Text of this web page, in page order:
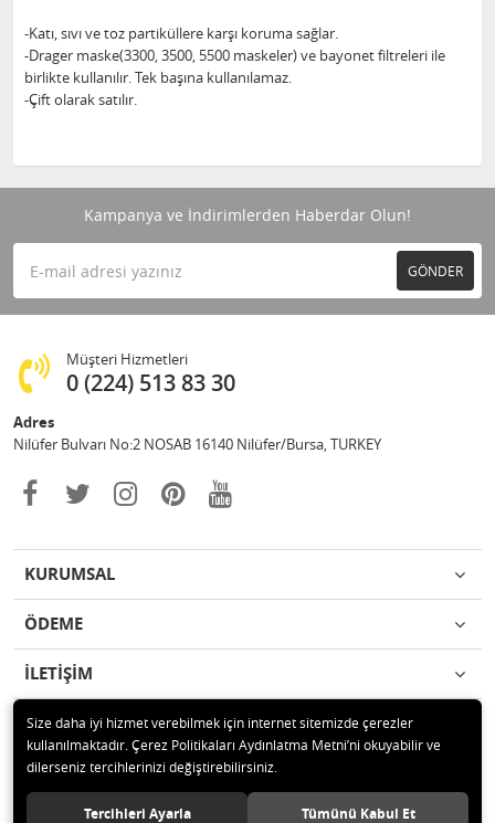
-Katı, sıvı ve toz partiküllere karşı koruma sağlar.
-Drager maske(3300, 3500, 5500 maskeler) ve bayonet filtreleri ile
birlikte kullanılır. Tek başına kullanılamaz.
-Çift olarak satılır.
Kampanya ve İndirimlerden Haberdar Olun!
GÖNDER
Müşteri Hizmetleri
0 (224) 513 83 30
Adres
Nilüfer Bulvarı No:2 NOSAB 16140 Nilüfer/Bursa, TURKEY
KURUMSAL
ÖDEME
İLETİŞİM
© 2020 Polat İş Güvenliği Malz. San. Tic. Ltd. Şti. Tüm hakları saklıdır.
Size daha iyi hizmet verebilmek için internet sitemizde çerezler
kullanılmaktadır. Çerez Politikaları Aydınlatma Metni’ni okuyabilir ve
dilerseniz tercihlerinizi değiştirebilirsiniz.
Tercihleri Ayarla Tümünü Kabul Et